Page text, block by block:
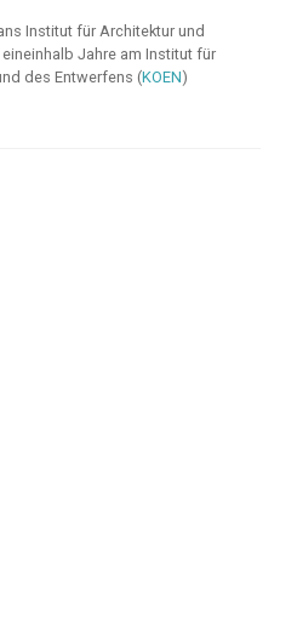
Institut für Architektur und
Jahre am Institut für
des Entwerfens (KOEN)